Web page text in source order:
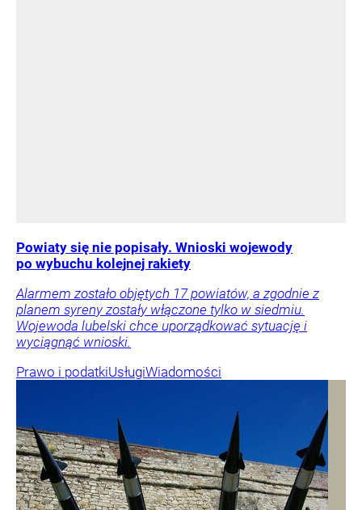
Powiaty się nie popisały. Wnioski wojewody
po wybuchu kolejnej rakiety
Alarmem zostało objętych 17 powiatów, a zgodnie z
planem syreny zostały włączone tylko w siedmiu.
Wojewoda lubelski chce uporządkować sytuację i
wyciągnąć wnioski.
Prawo i podatkiUsługiWiadomości